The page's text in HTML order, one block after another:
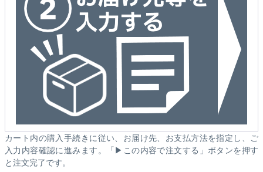
カート内の購入手続きに従い、お届け先、お支払方法を指定し、ご
入力内容確認に進みます。「▶この内容で注文する」ボタンを押す
と注文完了です。